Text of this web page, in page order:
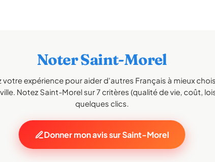
Noter Saint-Morel
votre expérience pour aider d'autres Français à mieux
Notez Saint-Morel sur 7 critères (qualité de vie, coût,
quelques clics.
Donner mon avis sur Saint-Morel